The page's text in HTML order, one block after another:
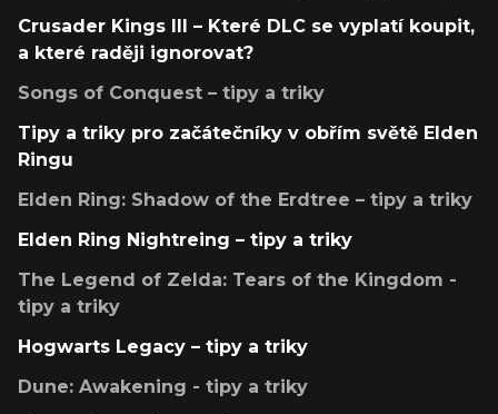
Crusader Kings III – Které DLC se vyplatí koupit,
a které raději ignorovat?
Songs of Conquest – tipy a triky
Tipy a triky pro začátečníky v obřím světě Elden
Ringu
Elden Ring: Shadow of the Erdtree – tipy a triky
Elden Ring Nightreing – tipy a triky
The Legend of Zelda: Tears of the Kingdom -
tipy a triky
Hogwarts Legacy – tipy a triky
Dune: Awakening - tipy a triky